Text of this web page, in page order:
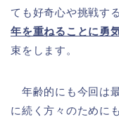
ても好奇心や挑戦す
年を重ねることに勇
束をします。
年齢的にも今回は
に続く方々のために